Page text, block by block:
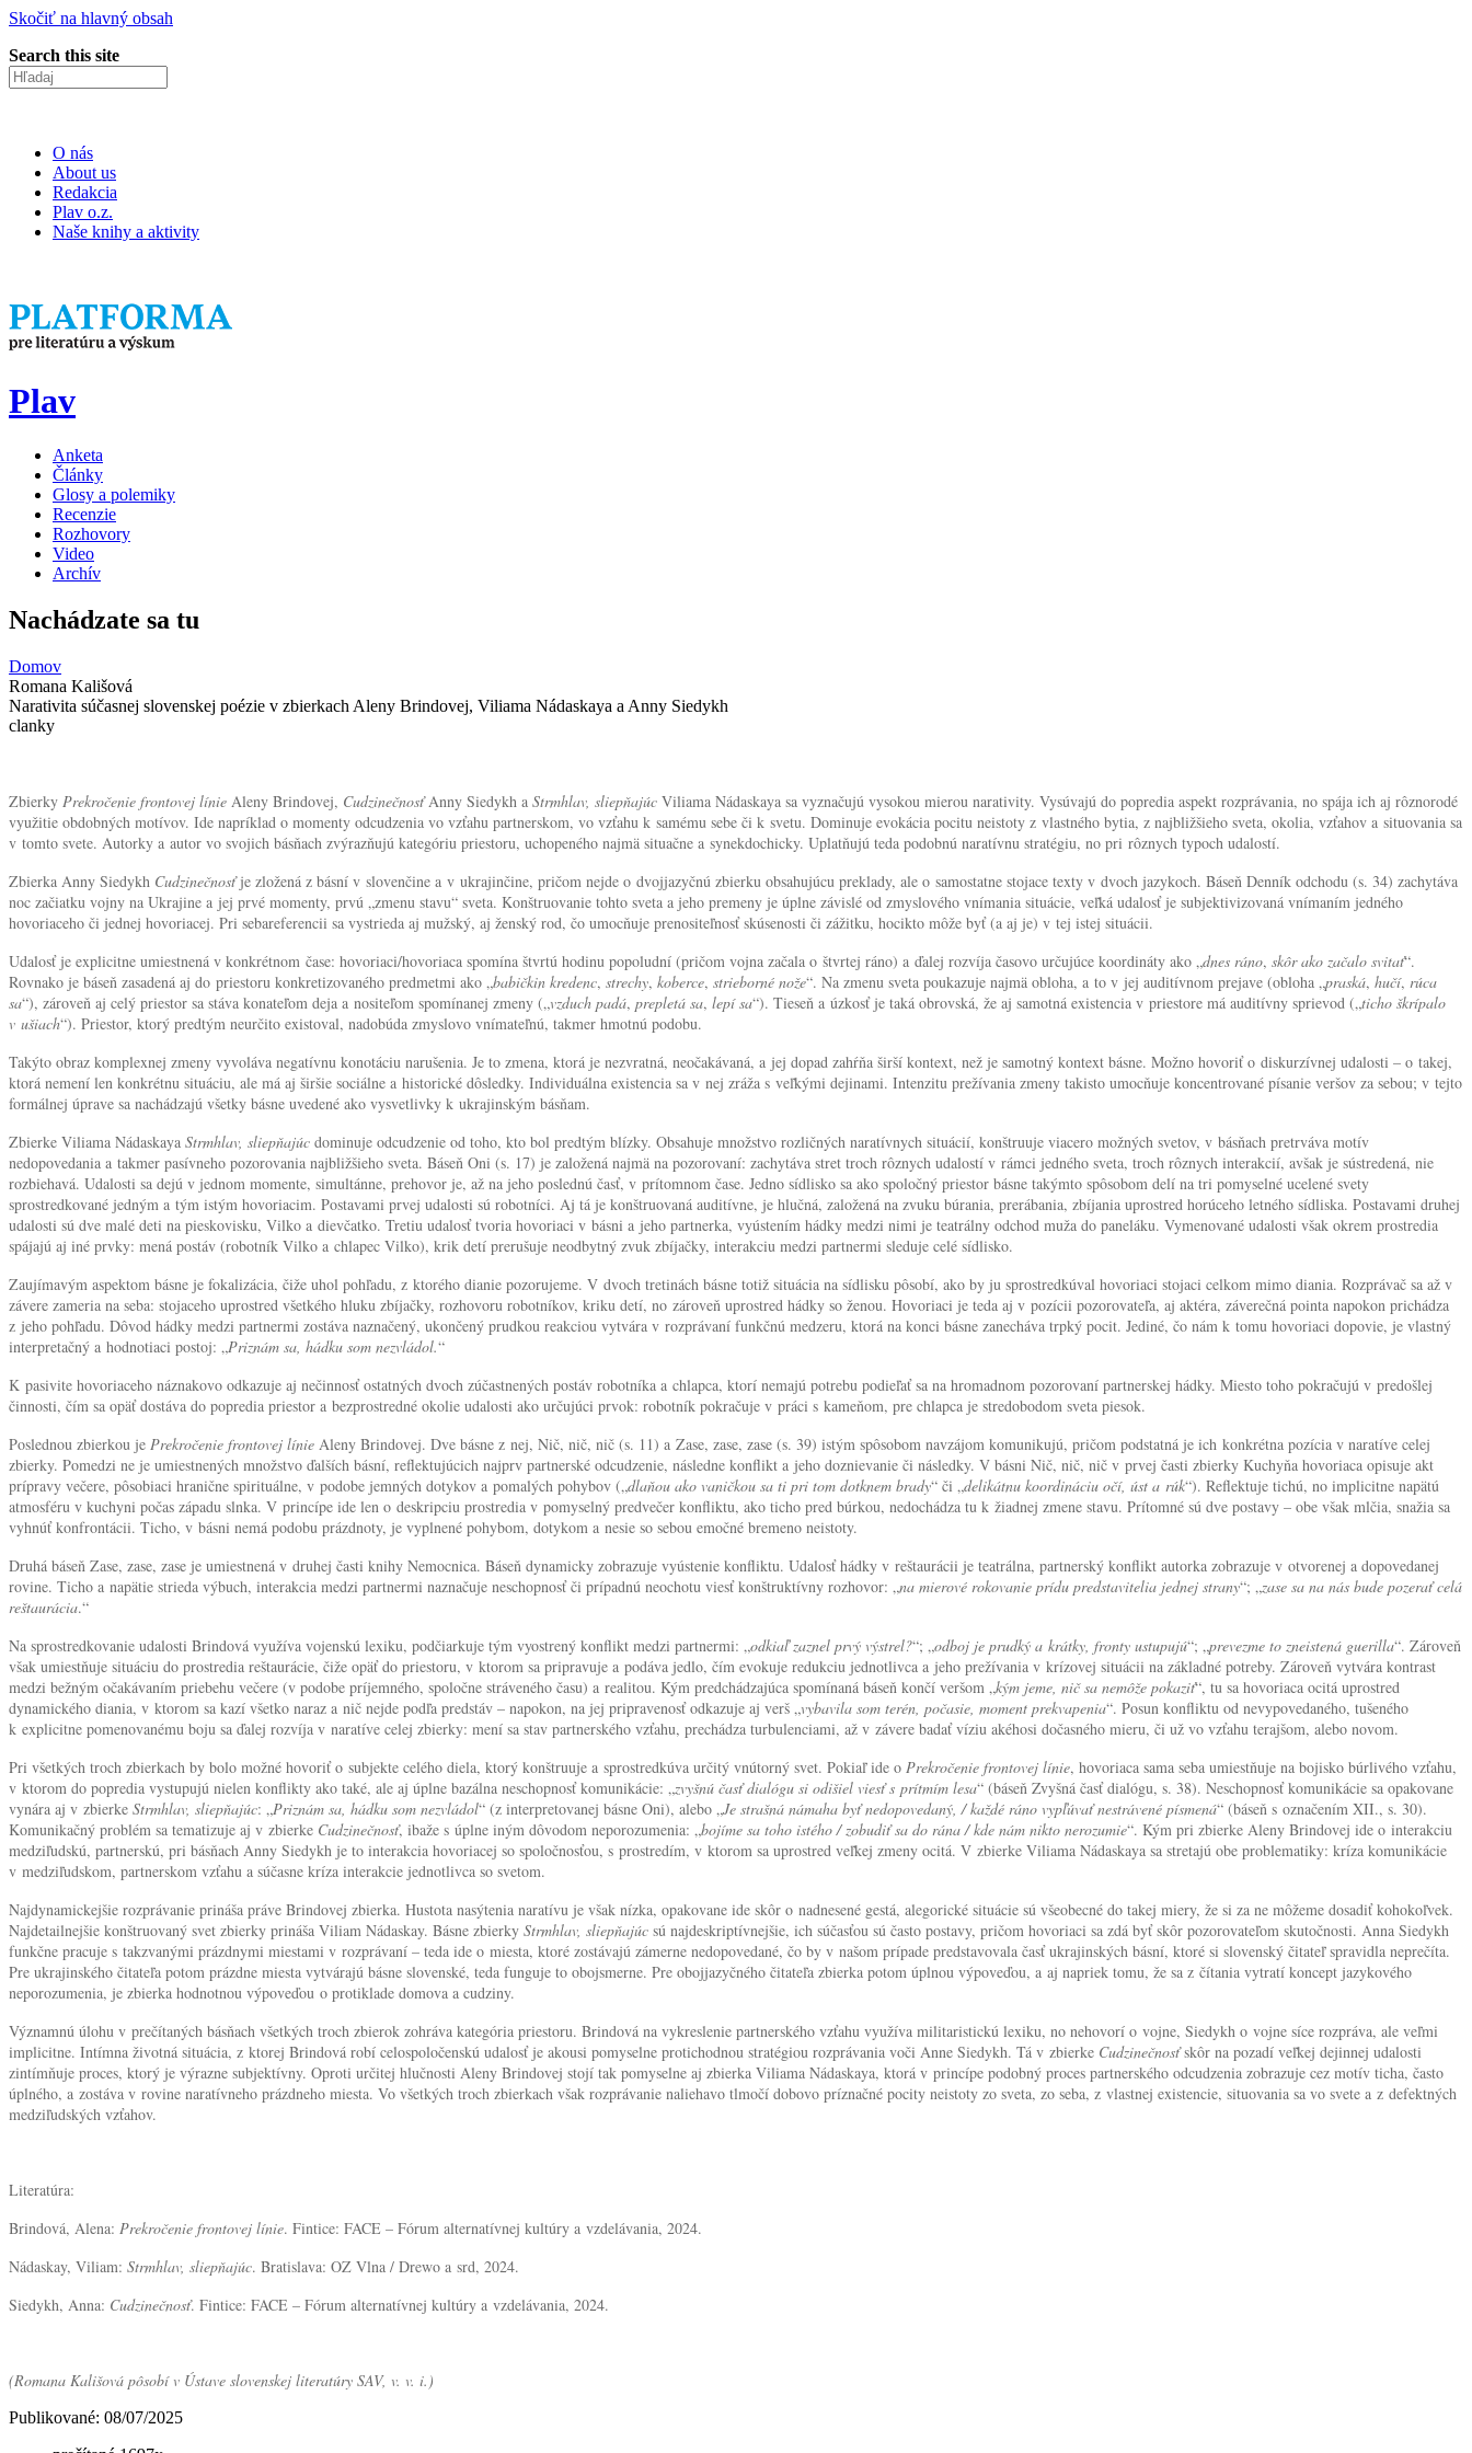
Skočiť na hlavný obsah
Search this site
O nás
About us
Redakcia
Plav o.z.
Naše knihy a aktivity
Plav
Anketa
Články
Glosy a polemiky
Recenzie
Rozhovory
Video
Archív
Nachádzate sa tu
Domov
Romana Kališová
Narativita súčasnej slovenskej poézie v zbierkach Aleny Brindovej, Viliama Nádaskaya a Anny Siedykh
clanky
Zbierky Prekročenie frontovej línie Aleny Brindovej, CudzinečnosťAnny Siedykh a Strmhlav, sliepňajúc Viliama Nádaskaya sa vyznačujú vysokou mierou narativity. Vysúvajú do popredia aspekt rozprávania, no spája ich aj rôznorodé
využitie obdobných motívov. Ide napríklad o momenty odcudzenia vo vzťahu partnerskom, vo vzťahu k samému sebe či k svetu. Dominuje evokácia pocitu neistoty z vlastného bytia, z najbližšieho sveta, okolia, vzťahov a situovania sa
v tomto svete. Autorky a autor vo svojich básňach zvýrazňujú kategóriu priestoru, uchopeného najmä situačne a synekdochicky. Uplatňujú teda podobnú naratívnu stratégiu, no pri rôznych typoch udalostí.
Zbierka Anny Siedykh Cudzinečnosťje zložená z básní v slovenčine a v ukrajinčine, pričom nejde o dvojjazyčnú zbierku obsahujúcu preklady, ale o samostatne stojace texty v dvoch jazykoch. Báseň Denník odchodu (s. 34) zachytáva
noc začiatku vojny na Ukrajine a jej prvé momenty, prvú „zmenu stavu“ sveta. Konštruovanie tohto sveta a jeho premeny je úplne závislé od zmyslového vnímania situácie, veľká udalosť je subjektivizovaná vnímaním jedného
hovoriaceho či jednej hovoriacej. Pri sebareferencii sa vystrieda aj mužský, aj ženský rod, čo umocňuje prenositeľnosť skúsenosti či zážitku, hocikto môže byť (a aj je) v tej istej situácii.
Udalosť je explicitne umiestnená v konkrétnom čase: hovoriaci/hovoriaca spomína štvrtú hodinu popoludní (pričom vojna začala o štvrtej ráno) a ďalej rozvíja časovo určujúce koordináty ako „dnes ráno, skôr ako začalo svitať“.
Rovnako je báseň zasadená aj do priestoru konkretizovaného predmetmi ako „babičkin kredenc, strechy, koberce, strieborné nože“. Na zmenu sveta poukazuje najmä obloha, a to v jej auditívnom prejave (obloha „praská, hučí, rúca
sa“), zároveň aj celý priestor sa stáva konateľom deja a nositeľom spomínanej zmeny („vzduch padá, prepletá sa, lepí sa“). Tieseň a úzkosť je taká obrovská, že aj samotná existencia v priestore má auditívny sprievod („ticho škrípalo
v ušiach“). Priestor, ktorý predtým neurčito existoval, nadobúda zmyslovo vnímateľnú, takmer hmotnú podobu.
Takýto obraz komplexnej zmeny vyvoláva negatívnu konotáciu narušenia. Je to zmena, ktorá je nezvratná, neočakávaná, a jej dopad zahŕňa širší kontext, než je samotný kontext básne. Možno hovoriť o diskurzívnej udalosti – o takej,
ktorá nemení len konkrétnu situáciu, ale má aj širšie sociálne a historické dôsledky. Individuálna existencia sa v nej zráža s veľkými dejinami. Intenzitu prežívania zmeny takisto umocňuje koncentrované písanie veršov za sebou; v tejto
formálnej úprave sa nachádzajú všetky básne uvedené ako vysvetlivky k ukrajinským básňam.
Zbierke Viliama Nádaskaya Strmhlav, sliepňajúc dominuje odcudzenie od toho, kto bol predtým blízky. Obsahuje množstvo rozličných naratívnych situácií, konštruuje viacero možných svetov, v básňach pretrváva motív
nedopovedania a takmer pasívneho pozorovania najbližšieho sveta. Báseň Oni (s. 17) je založená najmä na pozorovaní: zachytáva stret troch rôznych udalostí v rámci jedného sveta, troch rôznych interakcií, avšak je sústredená, nie
rozbiehavá. Udalosti sa dejú v jednom momente, simultánne, prehovor je, až na jeho poslednú časť, v prítomnom čase. Jedno sídlisko sa ako spoločný priestor básne takýmto spôsobom delí na tri pomyselné ucelené svety
sprostredkované jedným a tým istým hovoriacim. Postavami prvej udalosti sú robotníci. Aj tá je konštruovaná auditívne, je hlučná, založená na zvuku búrania, prerábania, zbíjania uprostred horúceho letného sídliska. Postavami druhej
udalosti sú dve malé deti na pieskovisku, Vilko a dievčatko. Tretiu udalosť tvoria hovoriaci v básni a jeho partnerka, vyústením hádky medzi nimi je teatrálny odchod muža do paneláku. Vymenované udalosti však okrem prostredia
spájajú aj iné prvky: mená postáv (robotník Vilko a chlapec Vilko), krik detí prerušuje neodbytný zvuk zbíjačky, interakciu medzi partnermi sleduje celé sídlisko.
Zaujímavým aspektom básne je fokalizácia, čiže uhol pohľadu, z ktorého dianie pozorujeme. V dvoch tretinách básne totiž situácia na sídlisku pôsobí, ako by ju sprostredkúval hovoriaci stojaci celkom mimo diania. Rozprávač sa až v
závere zameria na seba: stojaceho uprostred všetkého hluku zbíjačky, rozhovoru robotníkov, kriku detí, no zároveň uprostred hádky so ženou. Hovoriaci je teda aj v pozícii pozorovateľa, aj aktéra, záverečná pointa napokon prichádza
z jeho pohľadu. Dôvod hádky medzi partnermi zostáva naznačený, ukončený prudkou reakciou vytvára v rozprávaní funkčnú medzeru, ktorá na konci básne zanecháva trpký pocit. Jediné, čo nám k tomu hovoriaci dopovie, je vlastný
interpretačný a hodnotiaci postoj: „Priznám sa, hádku som nezvládol.“
K pasivite hovoriaceho náznakovo odkazuje aj nečinnosť ostatných dvoch zúčastnených postáv robotníka a chlapca, ktorí nemajú potrebu podieľať sa na hromadnom pozorovaní partnerskej hádky. Miesto toho pokračujú v predošlej
činnosti, čím sa opäť dostáva do popredia priestor a bezprostredné okolie udalosti ako určujúci prvok: robotník pokračuje v práci s kameňom, pre chlapca je stredobodom sveta piesok.
Poslednou zbierkou je Prekročenie frontovej línie Aleny Brindovej. Dve básne z nej, Nič, nič, nič (s. 11) a Zase, zase, zase (s. 39) istým spôsobom navzájom komunikujú, pričom podstatná je ich konkrétna pozícia v naratíve celej
zbierky. Pomedzi ne je umiestnených množstvo ďalších básní, reflektujúcich najprv partnerské odcudzenie, následne konflikt a jeho doznievanie či následky. V básni Nič, nič, nič v prvej časti zbierky Kuchyňa hovoriaca opisuje akt
prípravy večere, pôsobiaci hranične spirituálne, v podobe jemných dotykov a pomalých pohybov („dlaňou ako vaničkou sa ti pri tom dotknem brady“ či „delikátnu koordináciu očí, úst a rúk“). Reflektuje tichú, no implicitne napätú
atmosféru v kuchyni počas západu slnka. V princípe ide len o deskripciu prostredia v pomyselný predvečer konfliktu, ako ticho pred búrkou, nedochádza tu k žiadnej zmene stavu. Prítomné sú dve postavy – obe však mlčia, snažia sa
vyhnúť konfrontácii. Ticho, v básni nemá podobu prázdnoty, je vyplnené pohybom, dotykom a nesie so sebou emočné bremeno neistoty.
Druhá báseň Zase, zase, zase je umiestnená v druhej časti knihy Nemocnica. Báseň dynamicky zobrazuje vyústenie konfliktu. Udalosť hádky v reštaurácii je teatrálna, partnerský konflikt autorka zobrazuje v otvorenej a dopovedanej
rovine. Ticho a napätie strieda výbuch, interakcia medzi partnermi naznačuje neschopnosť či prípadnú neochotu viesť konštruktívny rozhovor: „na mierové rokovanie prídu predstavitelia jednej strany“; „zase sa na nás bude pozerať celá
reštaurácia.“
Na sprostredkovanie udalosti Brindová využíva vojenskú lexiku, podčiarkuje tým vyostrený konflikt medzi partnermi: „odkiaľ zaznel prvý výstrel?“; „odboj je prudký a krátky, fronty ustupujú“; „prevezme to zneistená guerilla“. Zároveň
však umiestňuje situáciu do prostredia reštaurácie, čiže opäť do priestoru, v ktorom sa pripravuje a podáva jedlo, čím evokuje redukciu jednotlivca a jeho prežívania v krízovej situácii na základné potreby. Zároveň vytvára kontrast
medzi bežným očakávaním priebehu večere (v podobe príjemného, spoločne stráveného času) a realitou. Kým predchádzajúca spomínaná báseň končí veršom „kým jeme, nič sa nemôže pokaziť“, tu sa hovoriaca ocitá uprostred
dynamického diania, v ktorom sa kazí všetko naraz a nič nejde podľa predstáv – napokon, na jej pripravenosť odkazuje aj verš „vybavila som terén, počasie, moment prekvapenia“. Posun konfliktu od nevypovedaného, tušeného
k explicitne pomenovanému boju sa ďalej rozvíja v naratíve celej zbierky: mení sa stav partnerského vzťahu, prechádza turbulenciami, až v závere badať víziu akéhosi dočasného mieru, či už vo vzťahu terajšom, alebo novom.
Pri všetkých troch zbierkach by bolo možné hovoriť o subjekte celého diela, ktorý konštruuje a sprostredkúva určitý vnútorný svet. Pokiaľ ide o Prekročenie frontovej línie, hovoriaca sama seba umiestňuje na bojisko búrlivého vzťahu,
v ktorom do popredia vystupujú nielen konflikty ako také, ale aj úplne bazálna neschopnosť komunikácie: „zvyšnú časť dialógu si odišiel viesť s prítmím lesa“ (báseň Zvyšná časť dialógu, s. 38). Neschopnosť komunikácie sa opakovane
vynára aj v zbierke Strmhlav, sliepňajúc: „Priznám sa, hádku som nezvládol“ (z interpretovanej básne Oni), alebo „Je strašná námaha byť nedopovedaný, / každé ráno vypľúvať nestrávené písmená“ (báseň s označením XII., s. 30).
Komunikačný problém sa tematizuje aj v zbierke Cudzinečnosť, ibaže s úplne iným dôvodom neporozumenia: „bojíme sa toho istého / zobudiť sa do rána / kde nám nikto nerozumie“. Kým pri zbierke Aleny Brindovej ide o interakciu
medziľudskú, partnerskú, pri básňach Anny Siedykh je to interakcia hovoriacej so spoločnosťou, s prostredím, v ktorom sa uprostred veľkej zmeny ocitá. V zbierke Viliama Nádaskaya sa stretajú obe problematiky: kríza komunikácie
v medziľudskom, partnerskom vzťahu a súčasne kríza interakcie jednotlivca so svetom.
Najdynamickejšie rozprávanie prináša práve Brindovej zbierka. Hustota nasýtenia naratívu je však nízka, opakovane ide skôr o nadnesené gestá, alegorické situácie sú všeobecné do takej miery, že si za ne môžeme dosadiť kohokoľvek.
Najdetailnejšie konštruovaný svet zbierky prináša Viliam Nádaskay. Básne zbierky Strmhlav, sliepňajúc sú najdeskriptívnejšie, ich súčasťou sú často postavy, pričom hovoriaci sa zdá byť skôr pozorovateľom skutočnosti. Anna Siedykh
funkčne pracuje s takzvanými prázdnymi miestami v rozprávaní – teda ide o miesta, ktoré zostávajú zámerne nedopovedané, čo by v našom prípade predstavovala časť ukrajinských básní, ktoré si slovenský čitateľ spravidla neprečíta.
Pre ukrajinského čitateľa potom prázdne miesta vytvárajú básne slovenské, teda funguje to obojsmerne. Pre obojjazyčného čitateľa zbierka potom úplnou výpoveďou, a aj napriek tomu, že sa z čítania vytratí koncept jazykového
neporozumenia, je zbierka hodnotnou výpoveďou o protiklade domova a cudziny.
Významnú úlohu v prečítaných básňach všetkých troch zbierok zohráva kategória priestoru. Brindová na vykreslenie partnerského vzťahu využíva militaristickú lexiku, no nehovorí o vojne, Siedykh o vojne síce rozpráva, ale veľmi
implicitne. Intímna životná situácia, z ktorej Brindová robí celospoločenskú udalosť je akousi pomyselne protichodnou stratégiou rozprávania voči Anne Siedykh. Tá v zbierke Cudzinečnosťskôr na pozadí veľkej dejinnej udalosti
zintímňuje proces, ktorý je výrazne subjektívny. Oproti určitej hlučnosti Aleny Brindovej stojí tak pomyselne aj zbierka Viliama Nádaskaya, ktorá v princípe podobný proces partnerského odcudzenia zobrazuje cez motív ticha, často
úplného, a zostáva v rovine naratívneho prázdneho miesta. Vo všetkých troch zbierkach však rozprávanie naliehavo tlmočí dobovo príznačné pocity neistoty zo sveta, zo seba, z vlastnej existencie, situovania sa vo svete a z defektných
medziľudských vzťahov.
Literatúra:
Brindová, Alena: Prekročenie frontovej línie. Fintice: FACE – Fórum alternatívnej kultúry a vzdelávania, 2024.
Nádaskay, Viliam: Strmhlav, sliepňajúc. Bratislava: OZ Vlna / Drewo a srd, 2024.
Siedykh, Anna: Cudzinečnosť. Fintice: FACE – Fórum alternatívnej kultúry a vzdelávania, 2024.
(Romana Kališová pôsobí v Ústave slovenskej literatúry SAV, v. v. i.)
Publikované: 08/07/2025